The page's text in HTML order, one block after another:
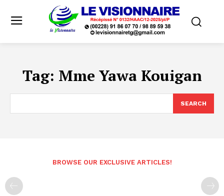
Tag: Mme Yawa Kouigan
SEARCH
BROWSE OUR EXCLUSIVE ARTICLES!